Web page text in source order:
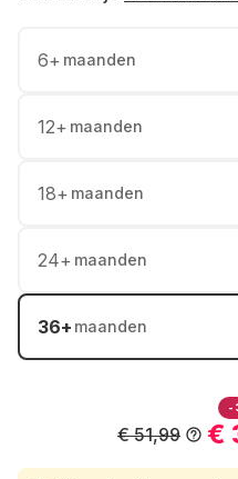
6+ maanden
12+ maanden
18+ maanden
24+ maanden
36+ maanden
-
€
€ 51,99